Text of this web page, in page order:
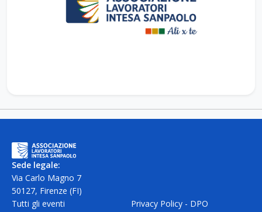
Sede legale:
Via Carlo Magno 7
50127, Firenze (FI)
Tutti gli eventi
Privacy Policy - DPO